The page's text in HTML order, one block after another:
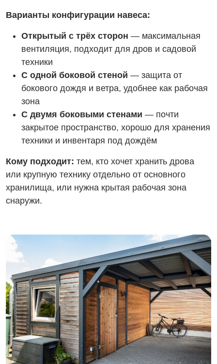
Варианты конфигурации навеса:
Открытый с трёх сторон — максимальная
вентиляция, подходит для дров и садовой
техники
С одной боковой стеной — защита от
бокового дождя и ветра, удобнее как рабочая
зона
С двумя боковыми стенами — почти
закрытое пространство, хорошо для хранения
техники и инвентаря под дождём
Кому подходит: тем, кто хочет хранить дрова
или крупную технику отдельно от основного
хранилища, или нужна крытая рабочая зона
снаружи.